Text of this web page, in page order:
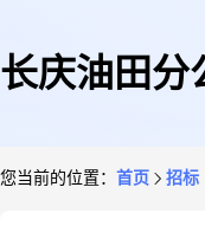
长庆油田分
您当前的位置： 首页 招标